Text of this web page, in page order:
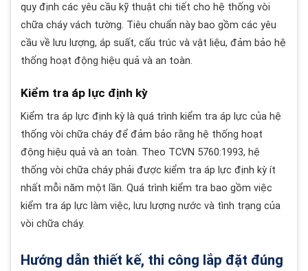
quy định các yêu cầu kỹ thuật chi tiết cho hệ thống vòi
chữa cháy vách tường. Tiêu chuẩn này bao gồm các yêu
cầu về lưu lượng, áp suất, cấu trúc và vật liệu, đảm bảo hệ
thống hoạt động hiệu quả và an toàn.
Kiểm tra áp lực định kỳ
Kiểm tra áp lực định kỳ là quá trình kiểm tra áp lực của hệ
thống vòi chữa cháy để đảm bảo rằng hệ thống hoạt
động hiệu quả và an toàn. Theo TCVN 5760:1993, hệ
thống vòi chữa cháy phải được kiểm tra áp lực định kỳ ít
nhất mỗi năm một lần. Quá trình kiểm tra bao gồm việc
kiểm tra áp lực làm việc, lưu lượng nước và tình trạng của
vòi chữa cháy.
Hướng dẫn thiết kế, thi công lắp đặt đúng